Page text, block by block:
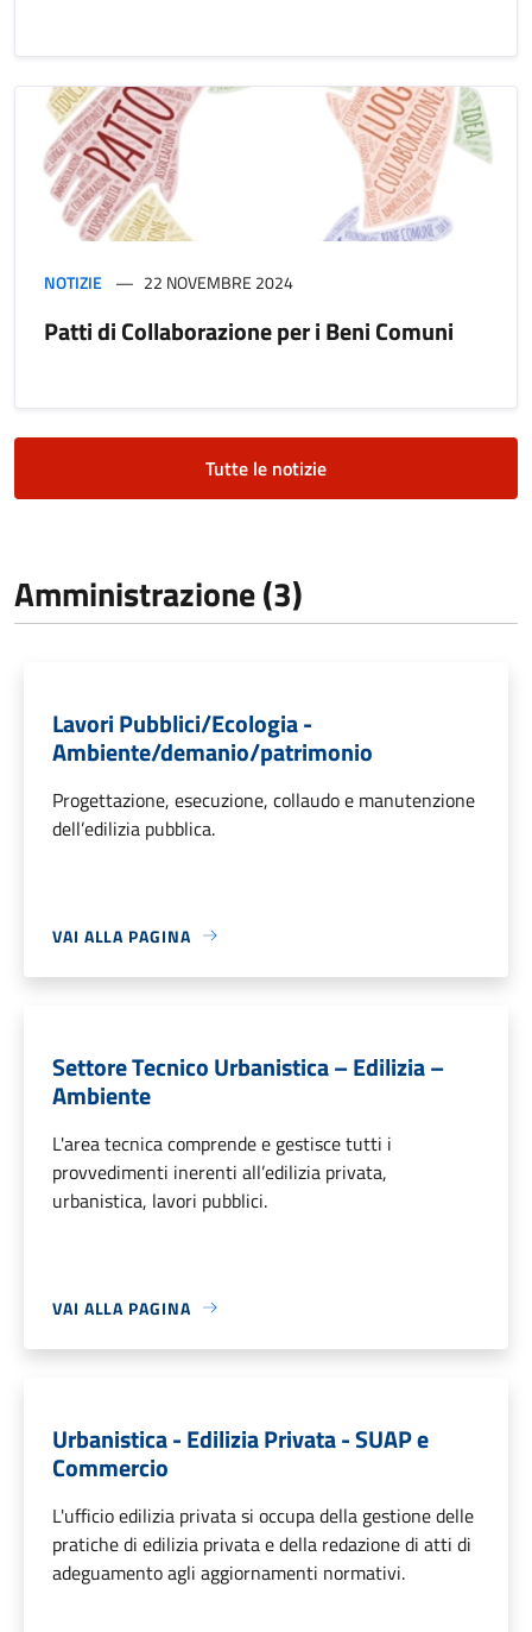
NOTIZIE 22 NOVEMBRE 2024
Patti di Collaborazione per i Beni Comuni
Tutte le notizie
Amministrazione (3)
Lavori Pubblici/Ecologia -
Ambiente/demanio/patrimonio
Progettazione, esecuzione, collaudo e manutenzione
dell’edilizia pubblica.
VAI ALLA PAGINA
Settore Tecnico Urbanistica – Edilizia –
Ambiente
L'area tecnica comprende e gestisce tutti i
provvedimenti inerenti all’edilizia privata,
urbanistica, lavori pubblici.
VAI ALLA PAGINA
Urbanistica - Edilizia Privata - SUAP e
Commercio
L'ufficio edilizia privata si occupa della gestione delle
pratiche di edilizia privata e della redazione di atti di
adeguamento agli aggiornamenti normativi.